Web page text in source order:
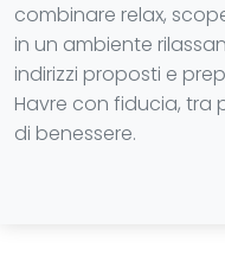
combinare relax,
in un ambiente
indirizzi proposti e
Havre con fiducia, tra
di benessere.